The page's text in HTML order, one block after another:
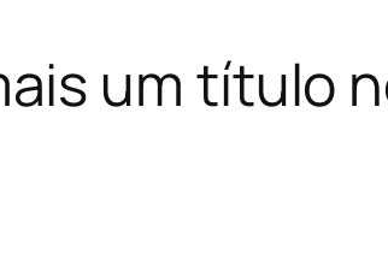
um título